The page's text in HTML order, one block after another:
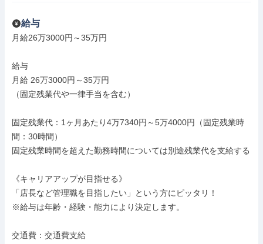
給与
月給26万3000円～35万円
給与
月給 26万3000円～35万円
（固定残業代や一律手当を含む）
固定残業代：1ヶ月あたり4万7340円～5万4000円（固定残業時
間：30時間）
固定残業時間を超えた勤務時間については別途残業代を支給する
《キャリアアップが目指せる》
「店長など管理職を目指したい」という方にピッタリ！
※給与は年齢・経験・能力により決定します。
交通費：交通費支給